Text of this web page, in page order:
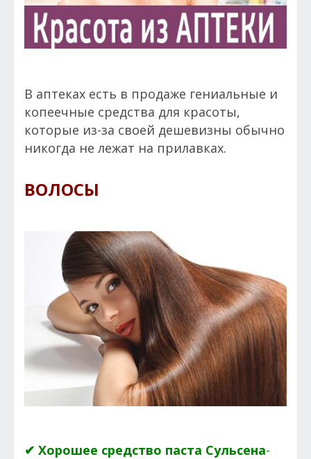
В аптеках есть в продаже гениальные и
копеечные средства для красоты,
которые из-за своей дешевизны обычно
никогда не лежат на прилавках.
ВОЛОСЫ
✔ Хорошее средство паста Сульсена-